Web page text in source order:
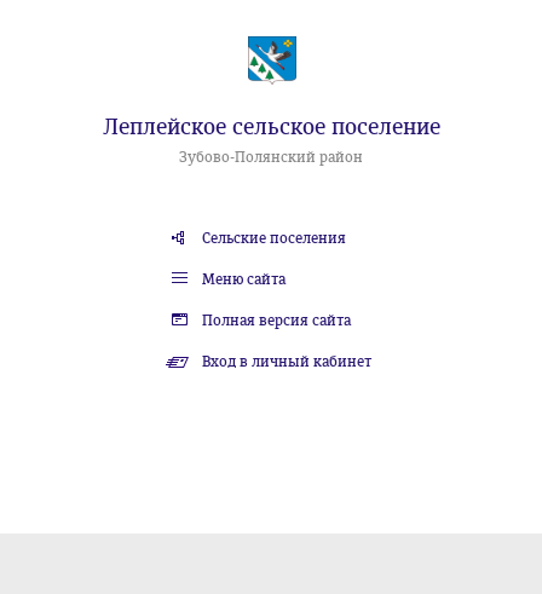
Леплейское сельское поселение
Зубово-Полянский район
Сельские поселения
Меню сайта
Полная версия сайта
Вход в личный кабинет